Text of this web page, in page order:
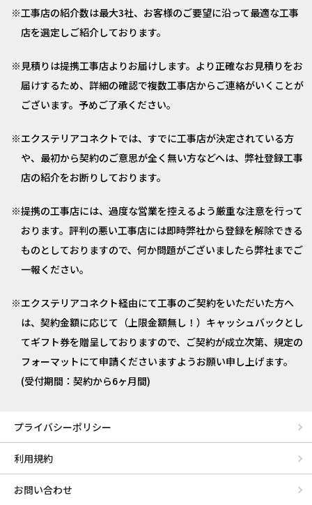
工事店の紹介数は最大3社、お客様のご要望に沿って最適な工事
店を選定しご紹介しております。
見積りは提携工事店よりお届けします。より正確なお見積りをお
届けするため、詳細の確認で複数工事店からご連絡がいくことが
ございます。予めご了承ください。
エクステリアコネクトでは、すでに工事店が決定されている方
や、最初から契約のご意思が全く無い方などへは、弊社登録工事
店の紹介をお断りしております。
提携の工事店には、過度な営業を控えるよう厳重な注意を行って
おります。評判の悪い工事店には即時弊社から登録を解除できる
ものとしておりますので、何か問題がございましたら弊社までご
一報ください。
エクステリアコネクト経由にて工事のご契約をいただいた方へ
は、契約金額に応じて（上限金額無し！）キャッシュバックとし
てギフト券を贈呈しておりますので、ご契約が成立次第、規定の
フォーマットにて申請くださいますようお願い申し上げます。
(受付期間：契約から6ヶ月間)
プライバシーポリシー
利用規約
お問い合わせ